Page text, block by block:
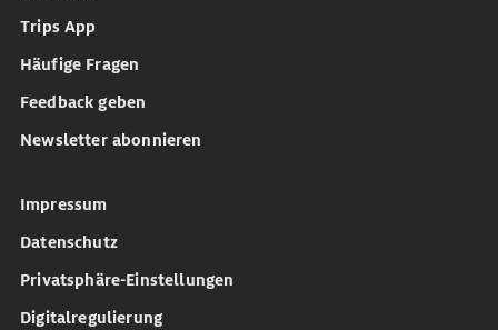
Trips App
Häufige Fragen
Feedback geben
Newsletter abonnieren
Impressum
Datenschutz
Privatsphäre-Einstellungen
Digitalregulierung